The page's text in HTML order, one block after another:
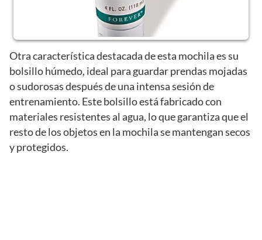
Otra característica destacada de esta mochila es su
bolsillo húmedo, ideal para guardar prendas mojadas
o sudorosas después de una intensa sesión de
entrenamiento. Este bolsillo está fabricado con
materiales resistentes al agua, lo que garantiza que el
resto de los objetos en la mochila se mantengan secos
y protegidos.